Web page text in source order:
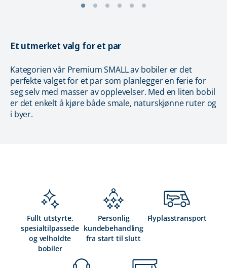
Et utmerket valg for et par
Kategorien vår Premium SMALL av bobiler er det
perfekte valget for et par som planlegger en ferie for
seg selv med masser av opplevelser. Med en liten bobil
er det enkelt å kjøre både smale, naturskjønne ruter og
i byer.
Fullt utstyrte,
spesialtilpassede
og velholdte
bobiler
Personlig
kundebehandling
fra start til slutt
Flyplasstransport